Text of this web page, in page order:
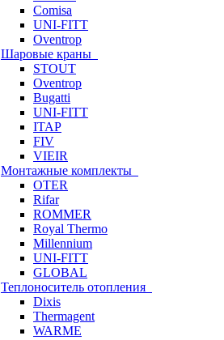
Comisa
UNI-FITT
Oventrop
Шаровые краны
STOUT
Oventrop
Bugatti
UNI-FITT
ITAP
FIV
VIEIR
Монтажные комплекты
OTER
Rifar
ROMMER
Royal Thermo
Millennium
UNI-FITT
GLOBAL
Теплоноситель отопления
Dixis
Thermagent
WARME